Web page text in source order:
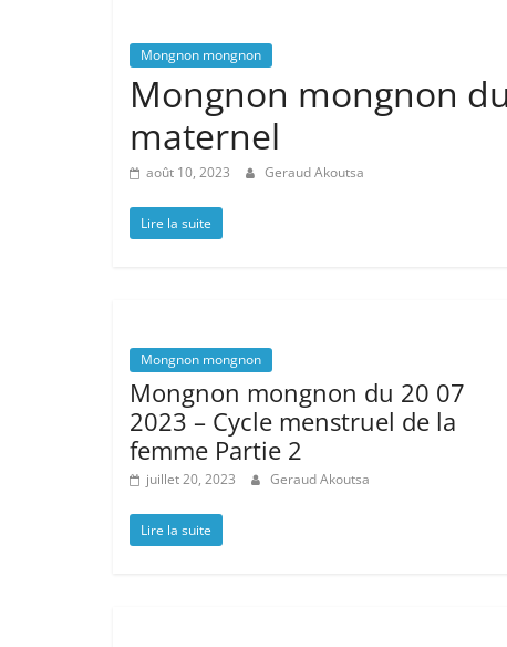
Mongnon mongnon
Mongnon mongnon
maternel
août 10, 2023 Geraud Akoutsa
Lire la suite
Mongnon mongnon
Mongnon mongnon du 20 07
2023 – Cycle menstruel de la
femme Partie 2
juillet 20, 2023 Geraud Akoutsa
Lire la suite